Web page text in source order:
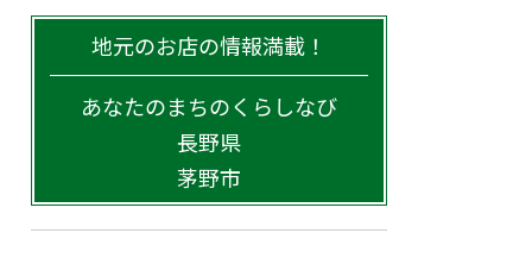
地元のお店の情報満載！
あなたのまちのくらしなび
長野県
茅野市